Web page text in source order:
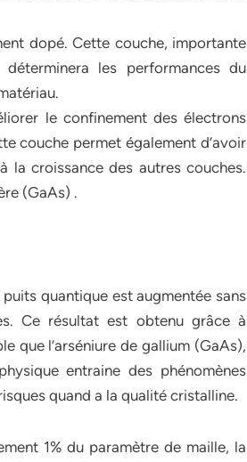
dopé. Cette couche, importante
les performances du
le confinement des électrons
couche permet également d’avoir
la croissance des autres couches.
(GaAs) .
quantique est augmentée sans
Ce résultat est obtenu grâce à
que l’arséniure de gallium (GaAs),
entraine des phénomènes
quand a la qualité cristalline.
1% du paramètre de maille, la